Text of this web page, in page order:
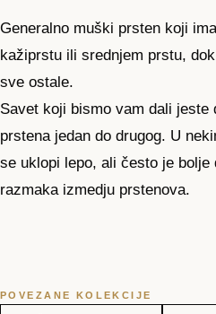
Generalno muški prsten koji
kažiprstu ili srednjem prstu,
sve ostale.
Savet koji bismo vam dali jeste
prstena jedan do drugog. U
se uklopi lepo, ali često je
razmaka izmedju prstenova.
POVEZANE KOLEKCIJE